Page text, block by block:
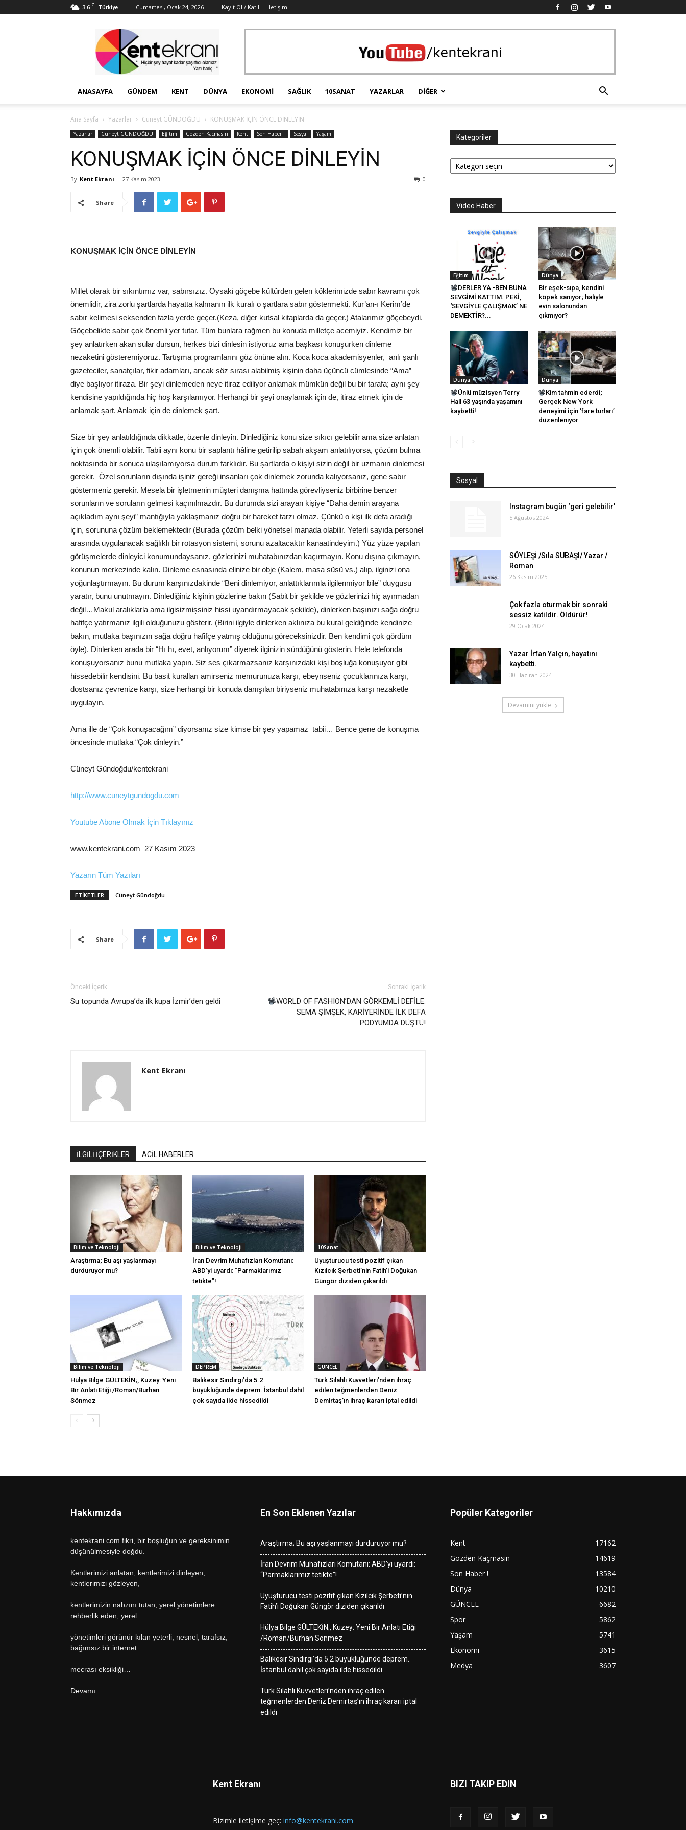
3.6 C Türkiye Cumartesi, Ocak 24, 2026 Kayıt Ol / Katıl İletişim
Ekranı
ANASAYFA GÜNDEM KENT DÜNYA EKONOMI SAĞLIK 10SANAT YAZARLAR DIĞER
Ana Sayfa Yazarlar Cüneyt GÜNDOĞDU KONUŞMAK İÇİN ÖNCE DİNLEYİN
Yazarlar Cüneyt GÜNDOĞDU Eğitim Gözden Kaçmasın Kent Son Haber ! Sosyal Yaşam
KONUŞMAK İÇİN ÖNCE DİNLEYİN
By Kent Ekranı - 27 Kasım 2023 0
Share
KONUŞMAK İÇİN ÖNCE DİNLEYİN
Millet olarak bir sıkıntımız var, sabırsızız. Oysaki göçebe kültürden gelen köklerimizde sabır kavramı çok
önemlidir, zira zorlu şartlarda hayatta kalmanın ilk kuralı o şartlara sabır göstermekti. Kur’an-ı Kerim’de
sabır kelimesi seksenden fazla yerde geçer.(Keza, diğer kutsal kitaplarda da geçer.) Atalarımız göçebeydi.
Göçebelikte sabır çok önemli yer tutar. Tüm bunlara rağmen bu konuda milletçe acemiyiz. Kendimiz bir
şey anlatırken akan sular dursun, herkes bizi dinlesin istiyoruz ama başkası konuşurken dinleme
nezaketini gösteremiyoruz. Tartışma programlarını göz önüne alın. Koca koca akademisyenler, anlı şanlı
gazeteciler, sanatçılar, fikir adamları, ancak söz sırası alabilmiş kişinin daha üçüncü cümlesinde “Ama”
diye başlıyor itiraza. Bir şeyi dinlemeden neye itiraz ediliyor anlamak mümkün değil bu bir tarafa; aynı şey
kendisine yapıldığında hiç hoş karşılamıyor. Herhangi bir şeyi onaylamak için de, itiraz etmek için de
anlamak şart. Anlamak için de dinlemek şart.
Size bir şey anlatıldığında dikkatle, özenle dinleyin. Dinlediğiniz konu size sıkıcı gelebilir ama size anlatan
için çok önemli olabilir. Tabii aynı konu bir saplantı hâline getirilip sabah akşam anlatılıyorsa, çözüm bulma
noktasında bir sonuca ulaşılamıyorsa durum farklıdır. Bu şartlarda o kişiyi sizin değil bir uzmanın dinlemesi
gerekir. Özel sorunların dışında işiniz gereği insanları çok dinlemek zorunda kalıyorsanız, gene sabır
göstermeniz gerekir. Mesela bir işletmenin müşteri danışma hattında görevliyseniz birbirine benzer
sorunların ve soruların gelmesi kaçınılmazdır. Bu durumda sizi arayan kişiye “Daha demin arayana
açıkladım aynı şeyi” mantığıyla yaklaşmanız doğru bir hareket tarzı olmaz. Çünkü o kişi ilk defa aradığı
için, sorununa çözüm beklemektedir (Burada çözüm belki yönetsel manada olabilir. Yeterli sayıda personel
arasında uygulanacak sağlıklı bir rotasyon sistemi, sorunu azaltacaktır kanaatindeyim.) Yüz yüze yapılan
görüşmelerde dinleyici konumundaysanız, gözlerinizi muhatabınızdan kaçırmayın. Konu dışına çıkmayın,
konunun merkezinde kalın. Dinleme esnasında elinize bir obje (Kalem, masa süsü vs.) alıp, ilginizi ona
yoğunlaştırmayın. Bu durum karşınızdakinde “Beni dinlemiyor, anlattıklarımla ilgilenmiyor bile” duygusu
yaratır, bunu unutmayın. Dinlediğiniz kişinin gözlerine bakın (Sabit bir şekilde ve gözlerinizi hiç ayırmadan
değil…Makul aralıklarla ama ilgisizmişsiniz hissi uyandırmayacak şekilde), dinlerken başınızı sağa doğru
hafifçe yatırmanız ilgili olduğunuzu gösterir. (Birini ilgiyle dinlerken aklınıza bu kural geldiğinde kendinize
bakın, mutlaka başınızın sağa doğru hafifçe yatmış olduğunu göreceksinizdir. Ben kendimi çok gördüm
öyle). Dinlerken arada bir “Hı hı, evet, anlıyorum” diyerek ilginizin sürdüğünü gösterin. Hele telefonda
konuşuyorsanız bunu mutlaka yapın. Siz ses çıkarmazsanız karşınızdaki kişi boşluğa konuşuyor gibi
hissedebilir kendisini. Bu basit kuralları amirseniz memurunuza karşı, ebeynseniz çocuklarınıza karşı,
dostsanız çevrenize karşı, size herhangi bir konuda danışılan biriyseniz muhatabınıza karşı nezaketle
uygulayın.
Ama ille de “Çok konuşacağım” diyorsanız size kimse bir şey yapamaz tabii… Bence gene de konuşma
öncesinde mutlaka “Çok dinleyin.”
Cüneyt Gündoğdu/kentekrani
http://www.cuneytgundogdu.com
Youtube Abone Olmak İçin Tıklayınız
www.kentekrani.com 27 Kasım 2023
Yazarın Tüm Yazıları
ETİKETLER Cüneyt Gündoğdu
Share
Önceki İçerik
Su topunda Avrupa’da ilk kupa İzmir’den geldi
Sonraki İçerik
WORLD OF FASHION’DAN GÖRKEMLİ DEFİLE.
SEMA ŞİMŞEK, KARİYERİNDE İLK DEFA
PODYUMDA DÜŞTÜ!
Kent Ekranı
İLGİLİ İÇERİKLER ACİL HABERLER
Bilim ve Teknoloji
Araştırma; Bu aşı yaşlanmayı
durduruyor mu?
Bilim ve Teknoloji
İran Devrim Muhafızları Komutanı:
ABD’yi uyardı: “Parmaklarımız
tetikte”!
10Sanat
Uyuşturucu testi pozitif çıkan
Kızılcık Şerbeti’nin Fatih’i Doğukan
Güngör diziden çıkarıldı
Bilim ve Teknoloji
Hülya Bilge GÜLTEKİN;, Kuzey: Yeni
Bir Anlatı Etiği /Roman/Burhan
Sönmez
DEPREM
Balıkesir Sındırgı’da 5.2
büyüklüğünde deprem. İstanbul dahil
çok sayıda ilde hissedildi
GÜNCEL
Türk Silahlı Kuvvetleri’nden ihraç
edilen teğmenlerden Deniz
Demirtaş’ın ihraç kararı iptal edildi
Kategoriler
Kategoriler
Video Haber
Eğitim
DERLER YA -BEN BUNA
SEVGİMİ KATTIM. PEKİ,
‘SEVGİYLE ÇALIŞMAK’ NE
DEMEKTİR?...
Dünya
Bir eşek-sıpa, kendini
köpek sanıyor; haliyle
evin salonundan
çıkmıyor?
Dünya
Ünlü müzisyen Terry
Hall 63 yaşında yaşamını
kaybetti!
Dünya
Kim tahmin ederdi;
Gerçek New York
deneyimi için ‘fare turları’
düzenleniyor
Sosyal
Instagram bugün ‘geri gelebilir’
5 Ağustos 2024
SÖYLEŞİ /Sıla SUBAŞI/ Yazar /
Roman
26 Kasım 2025
Çok fazla oturmak bir sonraki
sessiz katildir. Öldürür!
29 Ocak 2024
Yazar İrfan Yalçın, hayatını
kaybetti.
30 Haziran 2024
Devamını yükle
Hakkımızda
kentekrani.com fikri, bir boşluğun ve gereksinimin
düşünülmesiyle doğdu.
Kentlerimizi anlatan, kentlerimizi dinleyen,
kentlerimizi gözleyen,
kentlerimizin nabzını tutan; yerel yönetimlere
rehberlik eden, yerel
yönetimleri görünür kılan yeterli, nesnel, tarafsız,
bağımsız bir internet
mecrası eksikliği…
Devamı…
En Son Eklenen Yazılar
Araştırma; Bu aşı yaşlanmayı durduruyor mu?
İran Devrim Muhafızları Komutanı: ABD’yi uyardı:
“Parmaklarımız tetikte”!
Uyuşturucu testi pozitif çıkan Kızılcık Şerbeti’nin
Fatih’i Doğukan Güngör diziden çıkarıldı
Hülya Bilge GÜLTEKİN;, Kuzey: Yeni Bir Anlatı Etiği
/Roman/Burhan Sönmez
Balıkesir Sındırgı’da 5.2 büyüklüğünde deprem.
İstanbul dahil çok sayıda ilde hissedildi
Türk Silahlı Kuvvetleri’nden ihraç edilen
teğmenlerden Deniz Demirtaş’ın ihraç kararı iptal
edildi
Popüler Kategoriler
Kent
17162
Gözden Kaçmasın
14619
Son Haber !
13584
Dünya
10210
GÜNCEL
6682
Spor
5862
Yaşam
5741
Ekonomi
3615
Medya
3607
Kent Ekranı
Bizimle iletişime geç: info@kentekrani.com
BIZI TAKIP EDIN